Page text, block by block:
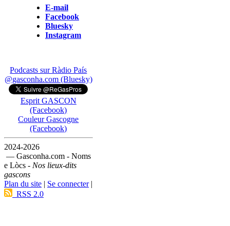
E-mail
Facebook
Bluesky
Instagram
Podcasts sur Ràdio País
@gasconha.com (Bluesky)
Esprit GASCON
(Facebook)
Couleur Gascogne
(Facebook)
2024-2026
— Gasconha.com - Noms
e Lòcs - Nos lieux-dits
gascons
Plan du site | Se connecter|
RSS 2.0